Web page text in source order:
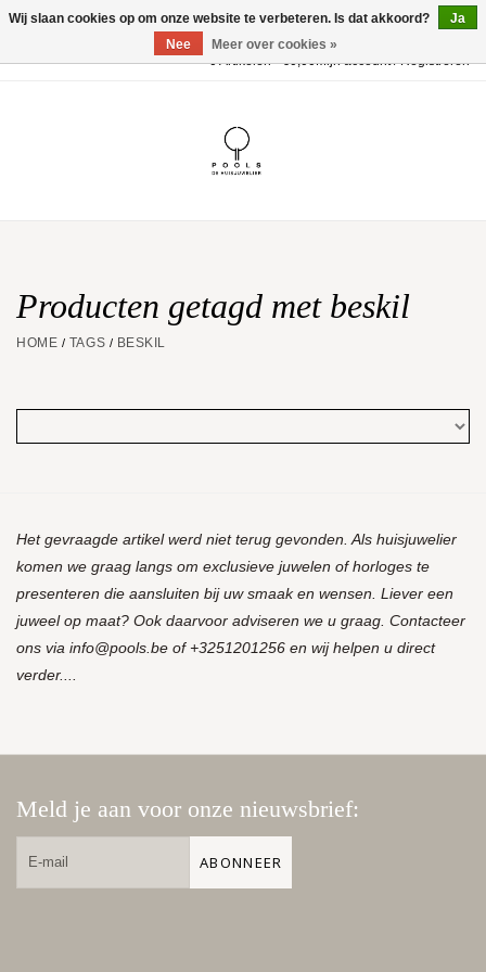
0 Artikelen - €0,00Mijn account / Registreren
Huwelijk
Aanbiedingen
Producten getagd met beskil
HOME / TAGS / BESKIL
Het gevraagde artikel werd niet terug gevonden. Als huisjuwelier
komen we graag langs om exclusieve juwelen of horloges te
presenteren die aansluiten bij uw smaak en wensen. Liever een
juweel op maat? Ook daarvoor adviseren we u graag. Contacteer
ons via info@pools.be of +3251201256 en wij helpen u direct
verder....
Meld je aan voor onze nieuwsbrief:
ABONNEER
Wij slaan cookies op om onze website te verbeteren. Is dat akkoord?
Ja
Nee
Meer over cookies »